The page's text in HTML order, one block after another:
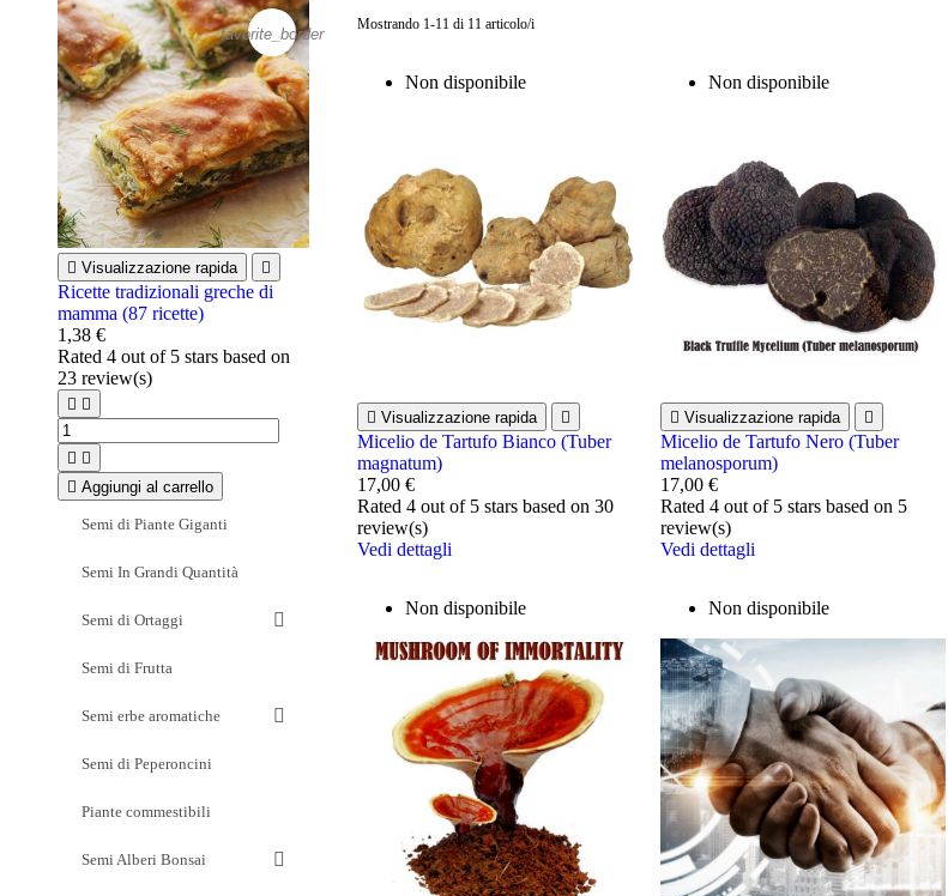
favorite_border
 Visualizzazione rapida 
Ricette tradizionali greche di
mamma (87 ricette)
1,38 €
Rated 4 out of 5 stars based on
23 review(s)
 
 
 Aggiungi al carrello
Semi di Piante Giganti
Semi In Grandi Quantità
Semi di Ortaggi
Semi di Frutta
Semi erbe aromatiche
Semi di Peperoncini
Piante commestibili
Semi Alberi Bonsai
Mostrando 1-11 di 11 articolo/i
Non disponibile
 Visualizzazione rapida 
Micelio de Tartufo Bianco (Tuber
magnatum)
17,00 €
Rated 4out of 5 stars based on 30
review(s)
Vedi dettagli
Non disponibile
 Visualizzazione rapida 
Micelio de Tartufo Nero (Tuber
melanosporum)
17,00 €
Rated 4out of 5 stars based on 5
review(s)
Vedi dettagli
Non disponibile Non disponibile